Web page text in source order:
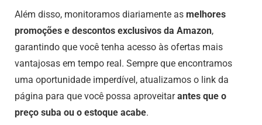
Além disso, monitoramos diariamente as melhores
promoções e descontos exclusivos da Amazon,
garantindo que você tenha acesso às ofertas mais
vantajosas em tempo real. Sempre que encontramos
uma oportunidade imperdível, atualizamos o link da
página para que você possa aproveitarantes que o
preço suba ou o estoque acabe.